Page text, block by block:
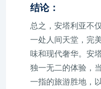
结论：
总之，安塔利亚不
一处人间天堂，完
味和现代奢华。安
独一无二的体验，
一指的旅游胜地，